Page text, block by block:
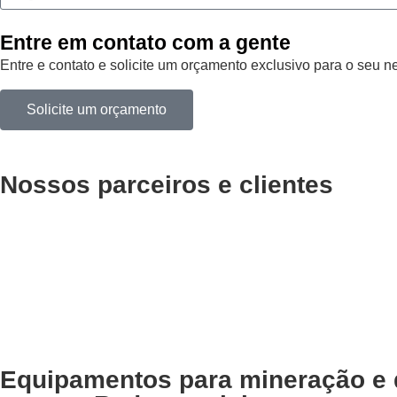
Entre em contato com a gente
Entre e contato e solicite um orçamento exclusivo para o seu
Solicite um orçamento
Nossos parceiros e clientes
Equipamentos para mineração e